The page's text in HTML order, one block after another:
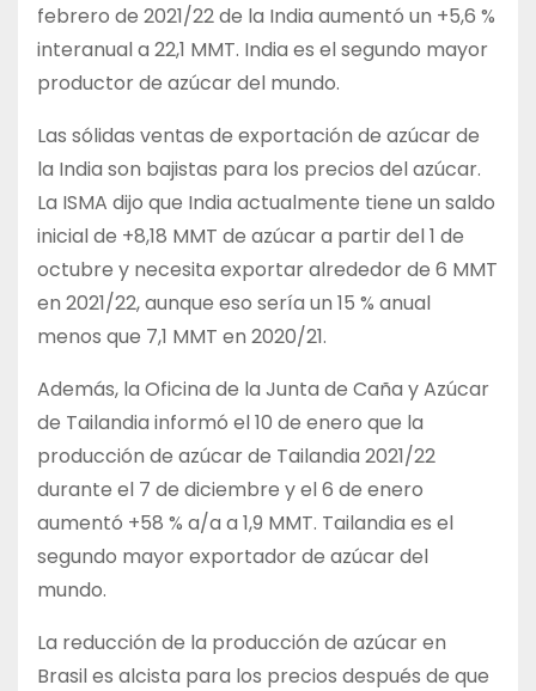
febrero de 2021/22 de la India aumentó un +5,6 %
interanual a 22,1 MMT. India es el segundo mayor
productor de azúcar del mundo.
Las sólidas ventas de exportación de azúcar de
la India son bajistas para los precios del azúcar.
La ISMA dijo que India actualmente tiene un saldo
inicial de +8,18 MMT de azúcar a partir del 1 de
octubre y necesita exportar alrededor de 6 MMT
en 2021/22, aunque eso sería un 15 % anual
menos que 7,1 MMT en 2020/21.
Además, la Oficina de la Junta de Caña y Azúcar
de Tailandia informó el 10 de enero que la
producción de azúcar de Tailandia 2021/22
durante el 7 de diciembre y el 6 de enero
aumentó +58 % a/a a 1,9 MMT. Tailandia es el
segundo mayor exportador de azúcar del
mundo.
La reducción de la producción de azúcar en
Brasil es alcista para los precios después de que